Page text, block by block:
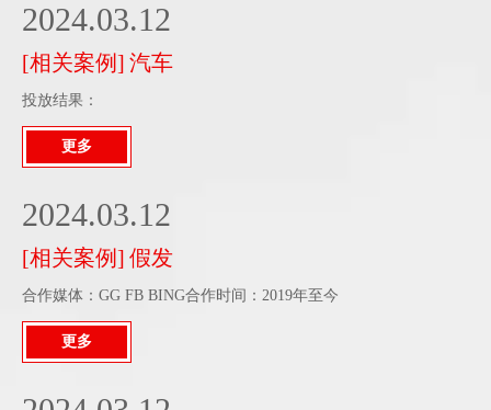
[相关案例] 汽车
投放结果：
2024.03.12
更多
[相关案例] 假发
合作媒体：GG FB BING合作时间：2019年至今
2024.03.12
更多